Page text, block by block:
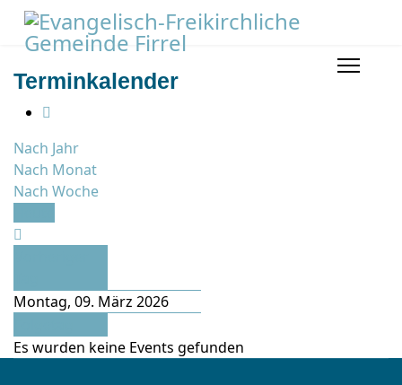
Terminkalender
Nach Jahr
Nach Monat
Nach Woche
Montag, 09. März 2026
Es wurden keine Events gefunden